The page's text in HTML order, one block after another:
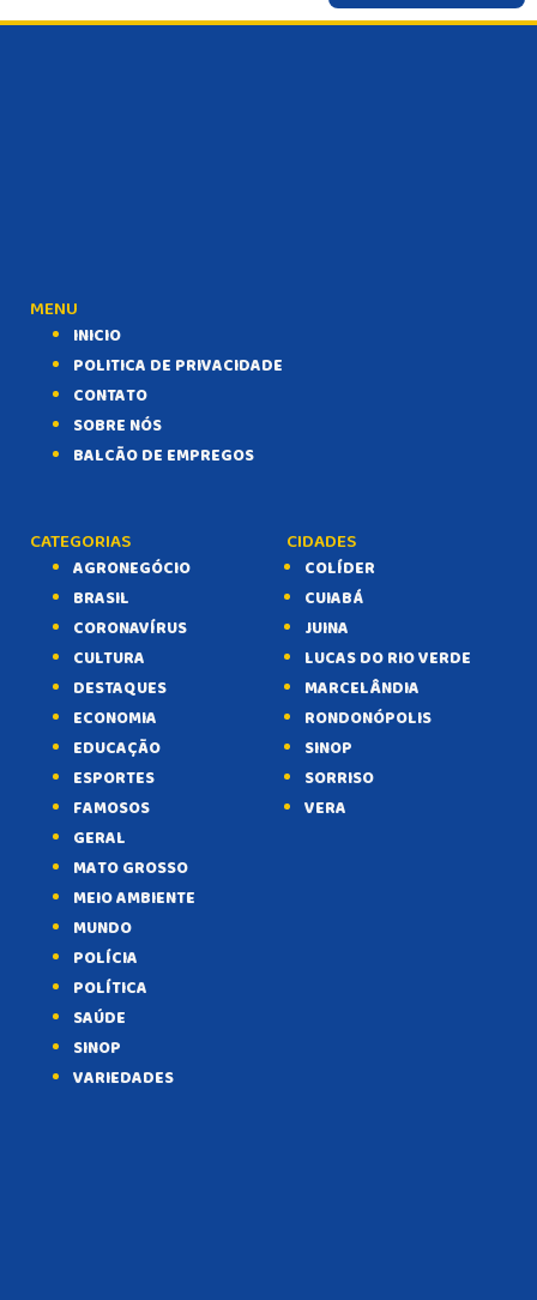
MENU
INICIO
POLITICA DE PRIVACIDADE
CONTATO
SOBRE NÓS
BALCÃO DE EMPREGOS
CATEGORIAS
AGRONEGÓCIO
BRASIL
CORONAVÍRUS
CULTURA
DESTAQUES
ECONOMIA
EDUCAÇÃO
ESPORTES
FAMOSOS
GERAL
MATO GROSSO
MEIO AMBIENTE
MUNDO
POLÍCIA
POLÍTICA
SAÚDE
SINOP
VARIEDADES
CIDADES
COLÍDER
CUIABÁ
JUINA
LUCAS DO RIO VERDE
MARCELÂNDIA
RONDONÓPOLIS
SINOP
SORRISO
VERA